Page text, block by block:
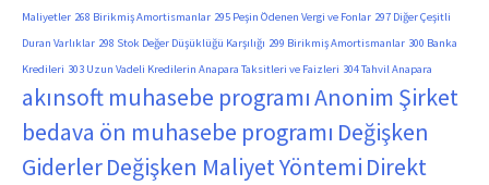
Maliyetler 268 Birikmiş Amortismanlar 295 Peşin Ödenen Vergi ve Fonlar 297 Diğer Çeşitli
Duran Varlıklar 298 Stok Değer Düşüklüğü Karşılığı 299 Birikmiş Amortismanlar 300 Banka
Kredileri 303 Uzun Vadeli Kredilerin Anapara Taksitleri ve Faizleri 304 Tahvil Anapara
akınsoft muhasebe programıAnonim Şirket
bedava ön muhasebe programı Değişken
GiderlerDeğişken Maliyet Yöntemi Direkt